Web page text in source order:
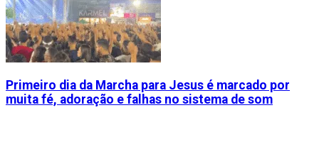
Primeiro dia da Marcha para Jesus é marcado por
muita fé, adoração e falhas no sistema de som